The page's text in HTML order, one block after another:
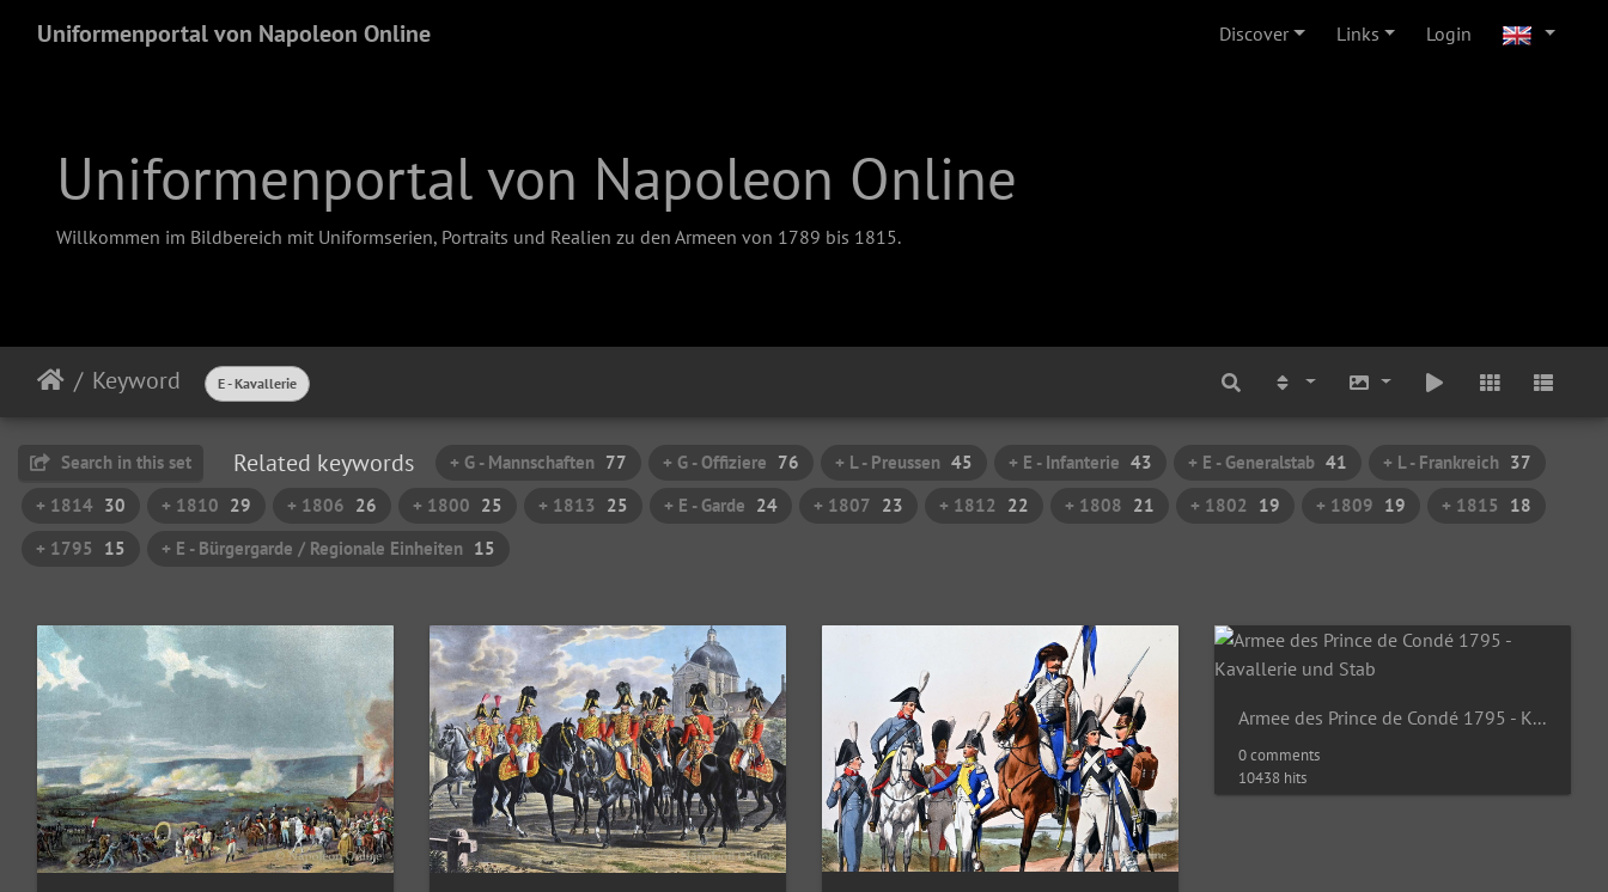
Uniformenportal von Napoleon Online Discover Links Login
Uniformenportal von Napoleon Online
Willkommen im Bildbereich mit Uniformserien, Portraits und Realien zu den Armeen von 1789 bis 1815.
Keyword E - Kavallerie
Search in this set Related keywords + G - Mannschaften 77 + G - Offiziere 76 + L - Preussen 45 + E - Infanterie 43 + E - Generalstab 41 + L - Frankreich 37
+ 1814 30 + 1810 29 + 1806 26 + 1800 25 + 1813 25 + E - Garde 24 + 1807 23 + 1812 22 + 1808 21 + 1802 19 + 1809 19 + 1815
18
+ 1795
15 + E - Bürgergarde / Regionale Einheiten 15
Armee des Prince de Condé 1795 - Kavallerie und Stab
0 comments
10438 hits